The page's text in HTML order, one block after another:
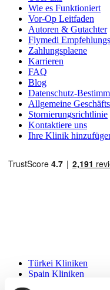
Wie es Funktioniert
Vor-Op Leitfaden
Autoren & Gutachter
Flymedi
Zahlungsplaene
Karrieren
FAQ
Blog
Datenschutz-
Allgemeine
Stornierungsrichtlinie
Kontaktiere uns
Ihre Klinik
Türkei Kliniken
Spain Kliniken